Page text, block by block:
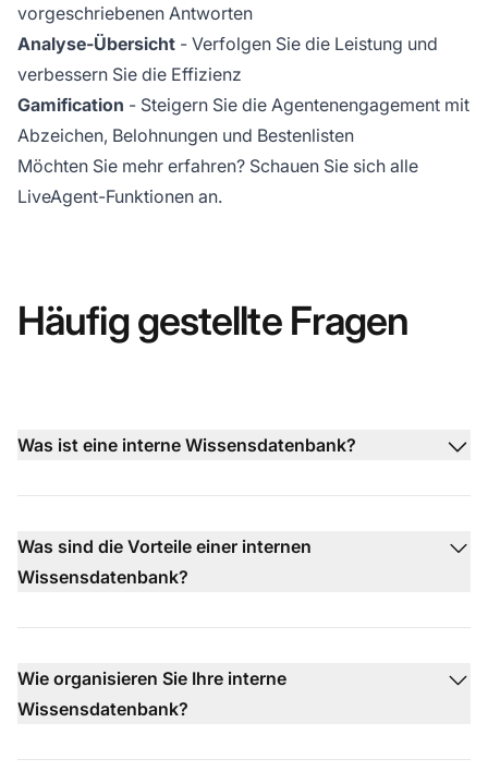
vorgeschriebenen Antworten
Analyse-Übersicht - Verfolgen Sie die Leistung und
verbessern Sie die Effizienz
Gamification - Steigern Sie die Agentenengagement mit
Abzeichen, Belohnungen und Bestenlisten
Möchten Sie mehr erfahren? Schauen Sie sich alle
LiveAgent-Funktionen an.
Häufig gestellte Fragen
Was ist eine interne Wissensdatenbank?
Was sind die Vorteile einer internen
Wissensdatenbank?
Wie organisieren Sie Ihre interne
Wissensdatenbank?